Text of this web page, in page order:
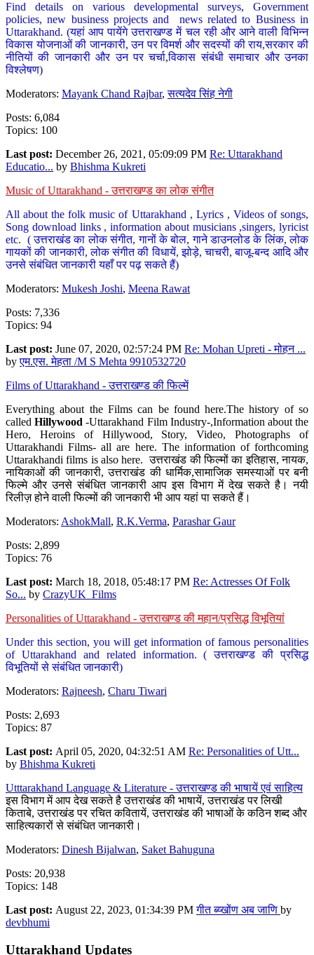
Find details on various developmental surveys, Government
policies, new business projects and news related to Business in
Uttarakhand. (यहां आप पायेंगे उत्तराखण्ड में चल रही और आने वाली विभिन्न
विकास योजनाओं की जानकारी, उन पर विमर्श और सदस्यों की राय,सरकार की
नीतियों की जानकारी और उन पर चर्चा,विकास संबंधी समाचार और उनका
विश्लेषण)
Moderators: Mayank Chand Rajbar,सत्यदेव सिंह नेगी
Posts: 6,084
Topics: 100
Last post: December 26, 2021, 05:09:09 PM Re: Uttarakhand
Educatio... by Bhishma Kukreti
Music of Uttarakhand - उत्तराखण्ड का लोक संगीत
All about the folk music of Uttarakhand , Lyrics , Videos of songs,
Song download links , information about musicians ,singers, lyricist
etc. ( उत्तराखंड का लोक संगीत, गानों के बोल, गाने डाउनलोड के लिंक, लोक
गायकों की जानकारी, लोक संगीत की विधायें, झोड़े, चाचरी, बाजू-बन्द आदि और
उनसे संबंधित जानकारी यहाँ पर पढ़ सकते हैं)
Moderators: Mukesh Joshi, Meena Rawat
Posts: 7,336
Topics: 94
Last post: June 07, 2020, 02:57:24 PM Re: Mohan Upreti - मोहन ...
byएम.एस. मेहता /M S Mehta 9910532720
Films of Uttarakhand - उत्तराखण्ड की फिल्में
Everything about the Films can be found here.The history of so
calledHillywood-Uttarakhand Film Industry-,Information about the
Hero, Heroins of Hillywood, Story, Video, Photographs of
Uttarakhandi Films- all are here. The information of forthcoming
Uttarakhandi films is also here. उत्तराखंड की फिल्मों का इतिहास, नायक,
नायिकाओं की जानकारी, उत्तराखंड की धार्मिक,सामाजिक समस्याओं पर बनी
फिल्मे और उनसे संबंधित जानकारी आप इस विभाग में देख सकते है। नयी
रिलीज़ होने वाली फिल्मों की जानकारी भी आप यहां पा सकते हैं।
Moderators: AshokMall, R.K.Verma, Parashar Gaur
Posts: 2,899
Topics: 76
Last post: March 18, 2018, 05:48:17 PM Re: Actresses Of Folk
So... by CrazyUK_Films
Personalities of Uttarakhand - उत्तराखण्ड की महान/प्रसिद्ध विभूतियां
Under this section, you will get information of famous personalities
of Uttarakhand and related information. ( उत्तराखण्ड की प्रसिद्ध
विभूतियों से संबंधित जानकारी)
Moderators: Rajneesh, Charu Tiwari
Posts: 2,693
Topics: 87
Last post: April 05, 2020, 04:32:51 AM Re: Personalities of Utt...
by Bhishma Kukreti
Utttarakhand Language & Literature - उत्तराखण्ड की भाषायें एवं साहित्य
इस विभाग में आप देख सकते है उत्तराखंड की भाषायें, उत्तराखंड पर लिखी
किताबे, उत्तराखंड पर रचित कवितायें, उत्तराखंड की भाषाओं के कठिन शब्द और
साहित्यकारों से संबंधित जानकारी।
Moderators: Dinesh Bijalwan, Saket Bahuguna
Posts: 20,938
Topics: 148
Last post: August 22, 2023, 01:34:39 PMगीत ब्य्खोंण अब जाणि by
devbhumi
Uttarakhand Updates